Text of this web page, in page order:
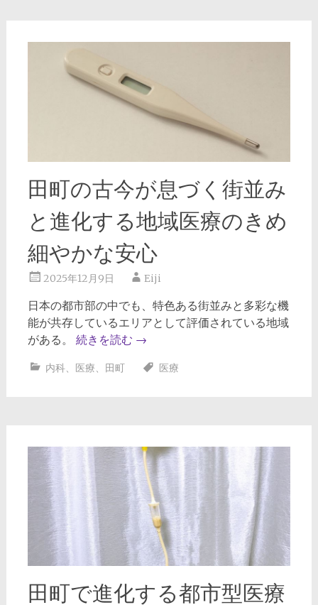
田町の古今が息づく街並み
と進化する地域医療のきめ
細やかな安心
2025年12月9日 Eiji
日本の都市部の中でも、特色ある街並みと多彩な機
能が共存しているエリアとして評価されている地域
がある。 続きを読む →
内科、 医療、 田町 医療
田町で進化する都市型医療